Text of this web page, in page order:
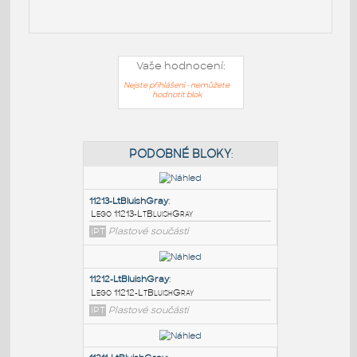
Vaše hodnocení:
Nejste přihlášeni - nemůžete
hodnotit blok
PODOBNÉ BLOKY
11213-LtBluishGray:
Lego 11213-LtBluishGray